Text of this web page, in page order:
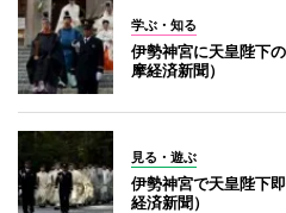
学ぶ・知る
伊勢神宮に天皇陛下
摩経済新聞）
見る・遊ぶ
伊勢神宮で天皇陛下
経済新聞）